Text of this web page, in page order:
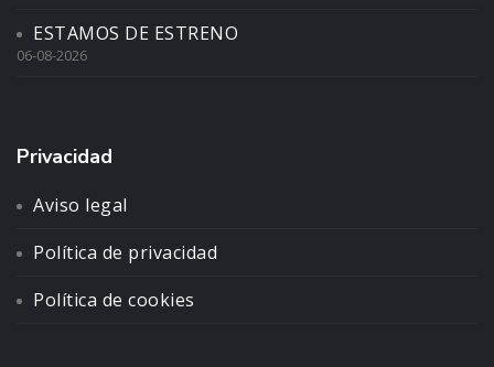
ESTAMOS DE ESTRENO
06-08-2026
Privacidad
Aviso legal
Política de privacidad
Política de cookies